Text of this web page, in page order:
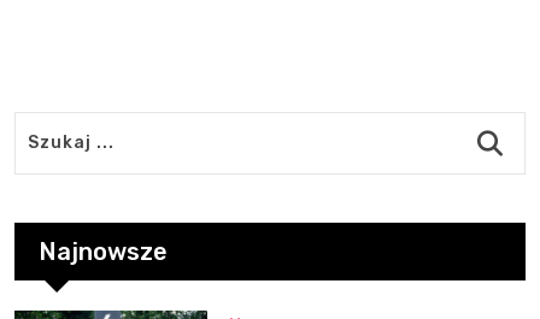
Najnowsze